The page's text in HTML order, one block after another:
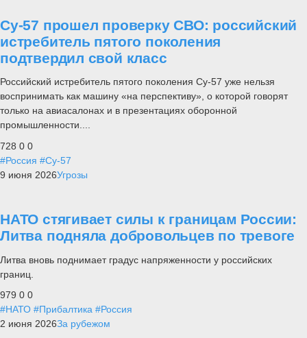
Су-57 прошел проверку СВО: российский
истребитель пятого поколения
подтвердил свой класс
Российский истребитель пятого поколения Су-57 уже нельзя
воспринимать как машину «на перспективу», о которой говорят
только на авиасалонах и в презентациях оборонной
промышленности....
728 0 0
#Россия #Су-57
9 июня 2026Угрозы
НАТО стягивает силы к границам России:
Литва подняла добровольцев по тревоге
Литва вновь поднимает градус напряженности у российских
границ.
979 0 0
#НАТО #Прибалтика #Россия
2 июня 2026За рубежом